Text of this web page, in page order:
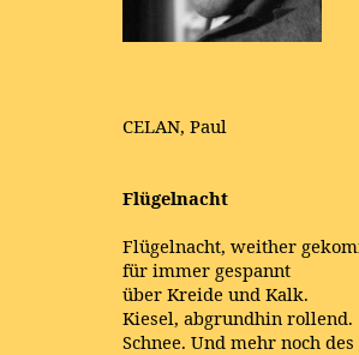
CELAN, Paul
Flügelnacht
Flügelnacht, weither
für immer gespannt
über Kreide und Kalk.
Kiesel, abgrundhin rollend.
Schnee. Und mehr noch des